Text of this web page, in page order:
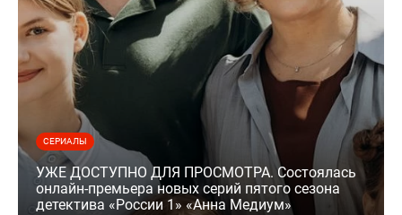
СЕРИАЛЫ
УЖЕ ДОСТУПНО ДЛЯ ПРОСМОТРА. Состоялась
онлайн-премьера новых серий пятого сезона
детектива «России 1» «Анна Медиум»